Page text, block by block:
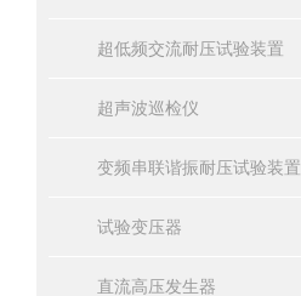
超低频交流耐压试验装置
超声波巡检仪
变频串联谐振耐压试验装置
试验变压器
直流高压发生器